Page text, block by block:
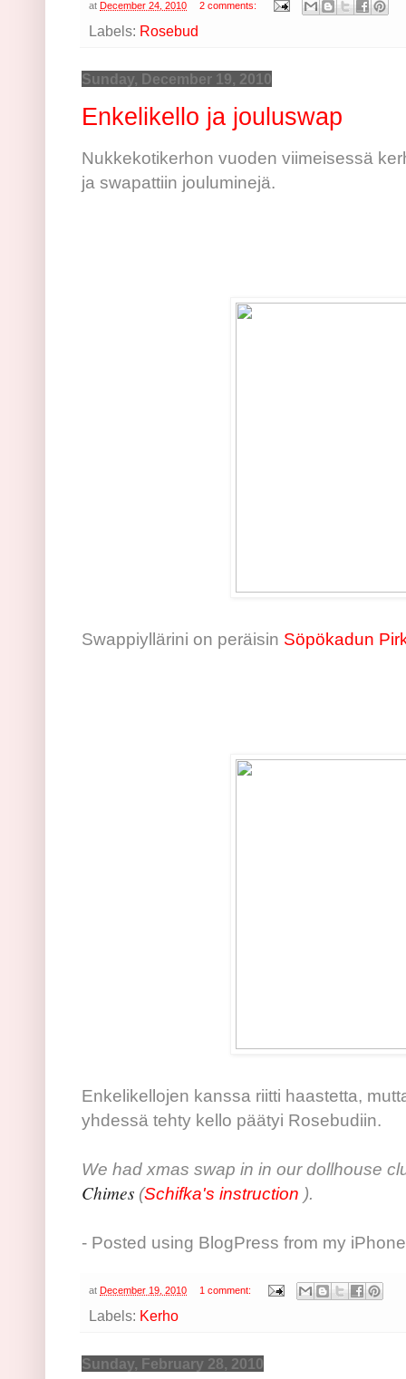
at December 24, 2010 2 comments:
Labels: Rosebud
Sunday, December 19, 2010
Enkelikello ja jouluswap
Nukkekotikerhon vuoden viimeisessä
ja swapattiin jouluminejä.
Swappiyllärini on peräisin Söpökadun
Enkelikellojen kanssa riitti haastetta,
yhdessä tehty kello päätyi Rosebudiin.
We had xmas swap in in our dollhouse
Chimes (Schifka's instruction ).
- Posted using BlogPress from my iPhone
at December 19, 2010 1 comment:
Labels: Kerho
Sunday, February 28, 2010